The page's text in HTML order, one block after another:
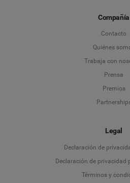
Compañía
Contacto
Quiénes
Trabaja con
Prensa
Premios
Legal
Declaración de
Declaración de privacidad
Términos y